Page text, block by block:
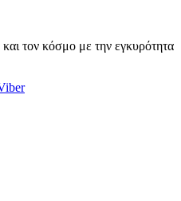
τον κόσμο με την εγκυρότητα